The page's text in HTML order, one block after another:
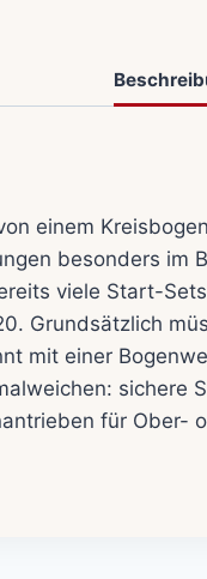
einem
besonders
viele Start-
Grundsätzlich
mit einer
sichere
für Ober-